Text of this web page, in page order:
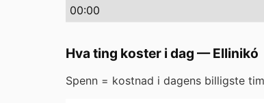
00:00
Hva ting koster i dag —Ellinikó
Spenn = kostnad i dagens billigste